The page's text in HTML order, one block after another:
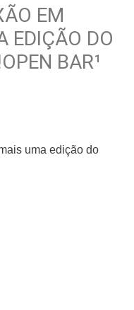
EM
EDIÇÃO DO
BAR¹
uma edição do